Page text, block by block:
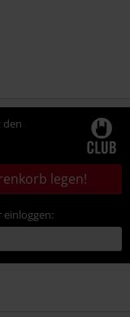
den
legen!